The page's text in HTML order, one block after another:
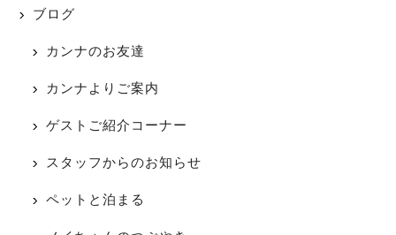
ブログ
カンナのお友達
カンナよりご案内
ゲストご紹介コーナー
スタッフからのお知らせ
ペットと泊まる